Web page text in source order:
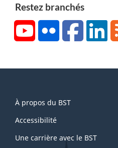
Restez branchés
YouTubeFlickr
this
site
À propos du BST
Accessibilité
Une carrière avec le BST